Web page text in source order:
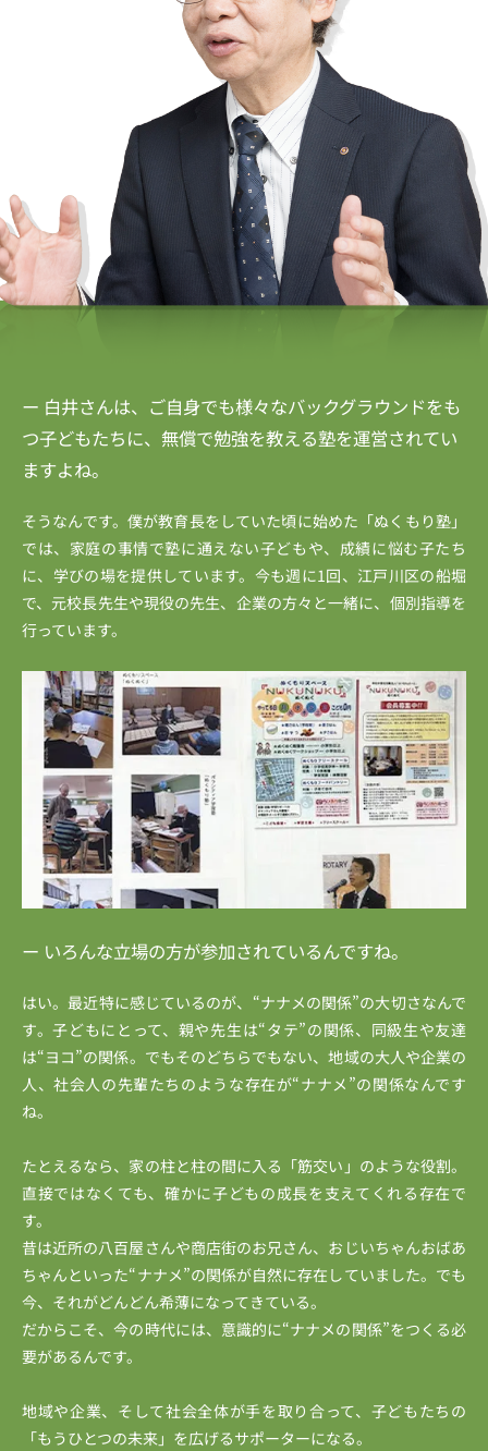
ー 白井さんは、ご自身でも様々なバックグラウンドをも
つ子どもたちに、無償で勉強を教える塾を運営されてい
ますよね。
そうなんです。僕が教育長をしていた頃に始めた「ぬくもり塾」
では、家庭の事情で塾に通えない子どもや、成績に悩む子たち
に、学びの場を提供しています。今も週に1回、江戸川区の船堀
で、元校長先生や現役の先生、企業の方々と一緒に、個別指導を
行っています。
ー いろんな立場の方が参加されているんですね。
はい。最近特に感じているのが、“ナナメの関係”の大切さなんで
す。子どもにとって、親や先生は“タテ”の関係、同級生や友達
は“ヨコ”の関係。でもそのどちらでもない、地域の大人や企業の
人、社会人の先輩たちのような存在が“ナナメ”の関係なんです
ね。
たとえるなら、家の柱と柱の間に入る「筋交い」のような役割。
直接ではなくても、確かに子どもの成長を支えてくれる存在で
す。
昔は近所の八百屋さんや商店街のお兄さん、おじいちゃんおばあ
ちゃんといった“ナナメ”の関係が自然に存在していました。でも
今、それがどんどん希薄になってきている。
だからこそ、今の時代には、意識的に“ナナメの関係”をつくる必
要があるんです。
地域や企業、そして社会全体が手を取り合って、子どもたちの
「もうひとつの未来」を広げるサポーターになる。